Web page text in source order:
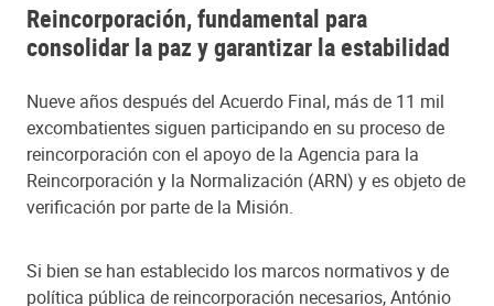
Reincorporación, fundamental para
consolidar la paz y garantizar la estabilidad
Nueve años después del Acuerdo Final, más de 11 mil
excombatientes siguen participando en su proceso de
reincorporación con el apoyo de la Agencia para la
Reincorporación y la Normalización (ARN) y es objeto de
verificación por parte de la Misión.
Si bien se han establecido los marcos normativos y de
política pública de reincorporación necesarios, António